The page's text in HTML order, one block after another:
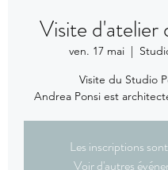
Visite d'atelier
ven. 17 mai
  |
Visite du Studio
Andrea Ponsi est
Les inscriptions
Voir d'autres